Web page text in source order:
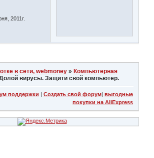
2011г.
в сети, webmoney » Компьютерная
вирусы. Защити свой компьютер.
поддержки | Создать свой форум| выгодные
покупки на AliExpress